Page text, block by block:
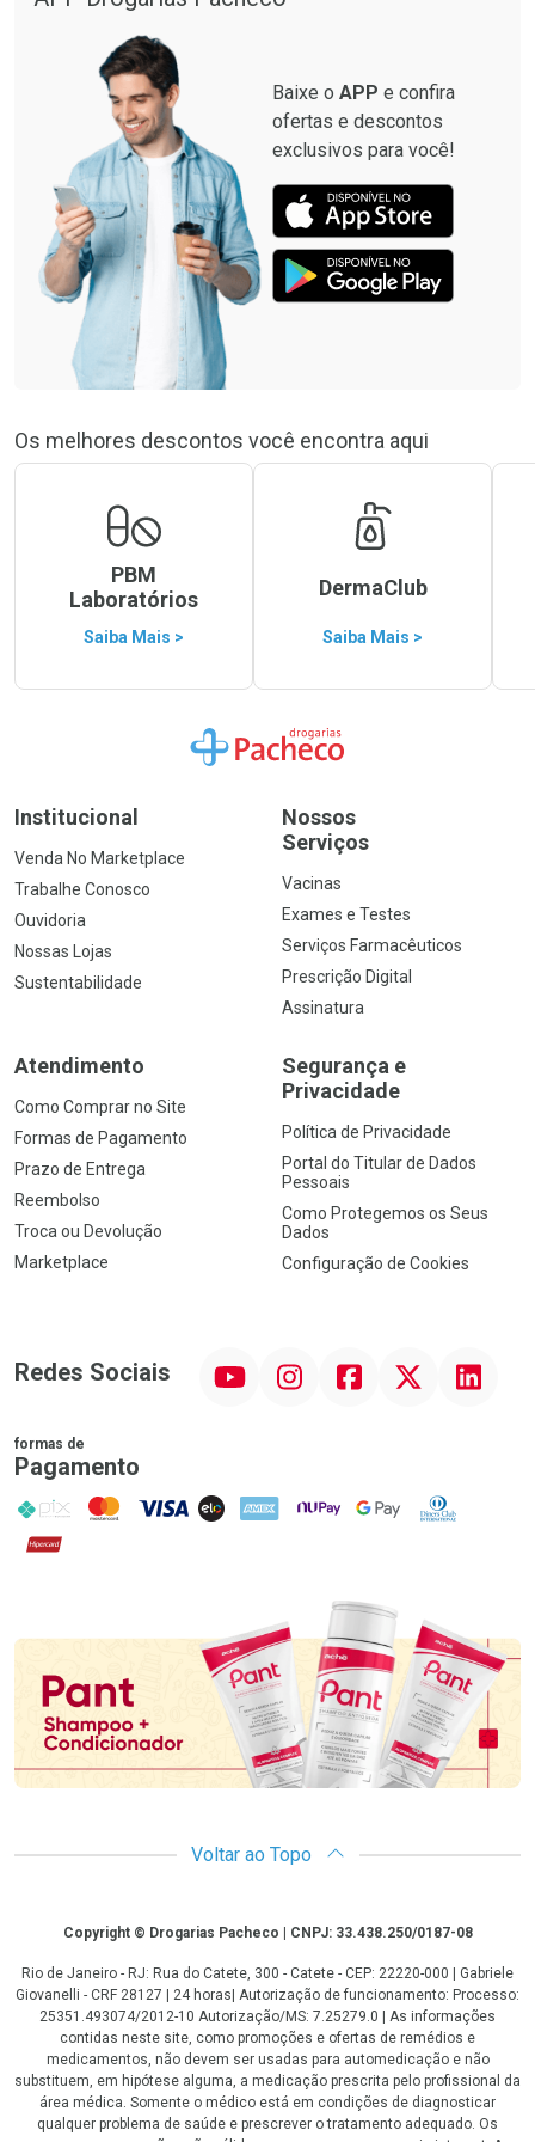
Baixe o APP e confira
ofertas e descontos
exclusivos para você!
Os melhores descontos você encontra aqui
PBM
Laboratórios
Saiba Mais >
DermaClub
Saiba Mais >
Ir para a Home
Institucional
Venda No Marketplace
Trabalhe Conosco
Ouvidoria
Nossas Lojas
Sustentabilidade
Nossos
Serviços
Vacinas
Exames e Testes
Serviços Farmacêuticos
Prescrição Digital
Assinatura
Atendimento
Como Comprar no Site
Formas de Pagamento
Prazo de Entrega
Reembolso
Troca ou Devolução
Marketplace
Segurança e
Privacidade
Política de Privacidade
Portal do Titular de Dados
Pessoais
Como Protegemos os Seus
Dados
Configuração de Cookies
Redes Sociais InstagramFacebook Linkedin
formas de
Pagamento
PIX MasterCard
VISA ELO AMEX NuPay Google PayDiners Club
Hipercard
Promoção em Destaque
Voltar ao Topo
CopyrightCopyright © Drogarias Pacheco | CNPJ: 33.438.250/0187-08
Rio de Janeiro - RJ: Rua do Catete, 300 - Catete - CEP: 22220-000 | Gabriele
Giovanelli - CRF 28127 | 24 horas| Autorização de funcionamento: Processo:
25351.493074/2012-10 Autorização/MS: 7.25279.0 | As informações
contidas neste site, como promoções e ofertas de remédios e
medicamentos, não devem ser usadas para automedicação e não
substituem, em hipótese alguma, a medicação prescrita pelo profissional da
área médica. Somente o médico está em condições de diagnosticar
qualquer problema de saúde e prescrever o tratamento adequado. Os